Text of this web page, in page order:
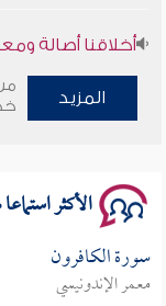
أخلاقنا أصالة
وأمنهم من خوف
المزيد
الأكثر
سورة الكافرون
معمر الإندونيسي